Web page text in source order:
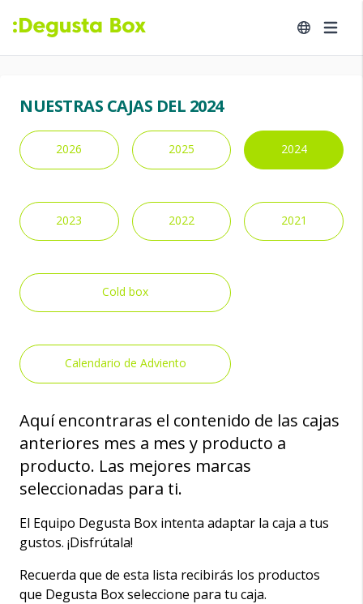
NUESTRAS CAJAS DEL 2024
2026 2025 2024
2023 2022 2021
Cold box
Calendario de Adviento
Aquí encontraras el contenido de las cajas
anteriores mes a mes y producto a
producto. Las mejores marcas
seleccionadas para ti.
El Equipo Degusta Box intenta adaptar la caja a tus
gustos. ¡Disfrútala!
Recuerda que de esta lista recibirás los productos
que Degusta Box seleccione para tu caja.